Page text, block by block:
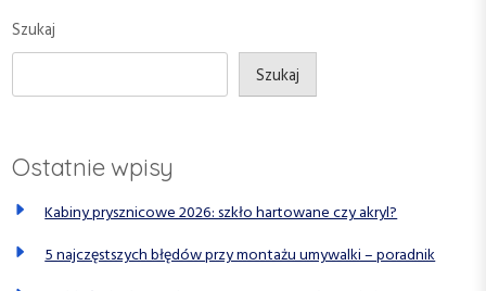
o
w
Szukaj
Szukaj
Ostatnie wpisy
Kabiny prysznicowe 2026: szkło hartowane czy akryl?
5 najczęstszych błędów przy montażu umywalki – poradnik